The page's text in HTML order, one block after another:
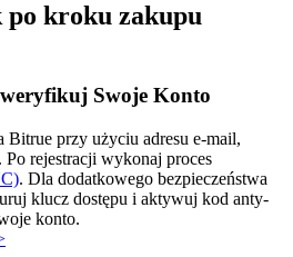
kroku zakupu
Swoje Konto
Bitrue przy użyciu adresu e-mail,
rejestracji wykonaj proces
. Dla dodatkowego bezpieczeństwa
klucz dostępu i aktywuj kod anty-
konto.